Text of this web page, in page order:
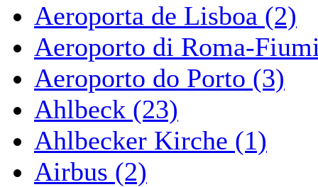
Aeroporta de Lisboa (2)
Aeroporto di Roma-
Aeroporto do Porto (3)
Ahlbeck (23)
Ahlbecker Kirche (1)
Airbus (2)